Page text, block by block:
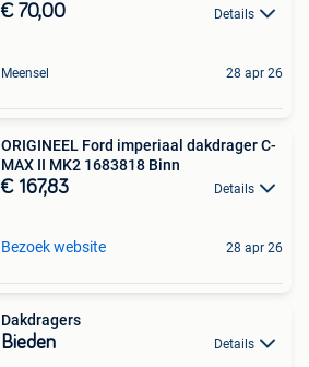
€ 70,00 Details
Meensel 28 apr 26
ORIGINEEL Ford imperiaal dakdrager C-
MAX II MK2 1683818 Binn
€ 167,83 Details
Bezoek website 28 apr 26
Dakdragers
Bieden Details